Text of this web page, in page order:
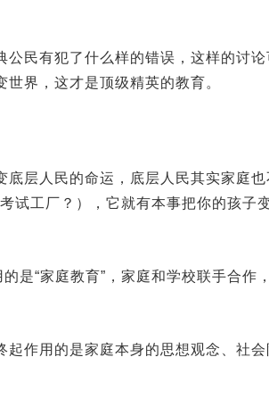
公民有犯了什么样的错误，这样的讨论
界，这才是顶级精英的教育。
层人民的命运，底层人民其实家庭也
试工厂？），它就有本事把你的孩子
是“家庭教育”，家庭和学校联手合作
作用的是家庭本身的思想观念、社会